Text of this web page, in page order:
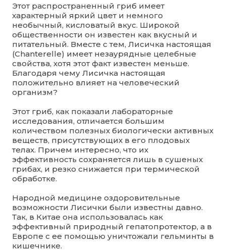
Этот распространенный гриб имеет
характерный яркий цвет и немного
необычный, кисловатый вкус. Широкой
общественности он известен как вкусный и
питательный. Вместе с тем, Лисичка настоящая
(Chanterelle) имеет незаурядные целебные
свойства, хотя этот факт известен меньше.
Благодаря чему Лисичка настоящая
положительно влияет на человеческий
организм?
Этот гриб, как показали лабораторные
исследования, отличается большим
количеством полезных биологически активных
веществ, присутствующих в его плодовых
телах. Причем интересно, что их
эффективность сохраняется лишь в сушеных
грибах, и резко снижается при термической
обработке.
Народной медицине оздоровительные
возможности Лисички были известны давно.
Так, в Китае она использовалась как
эффективный природный гепатопротектор, а в
Европе с ее помощью уничтожали гельминты в
кишечнике.